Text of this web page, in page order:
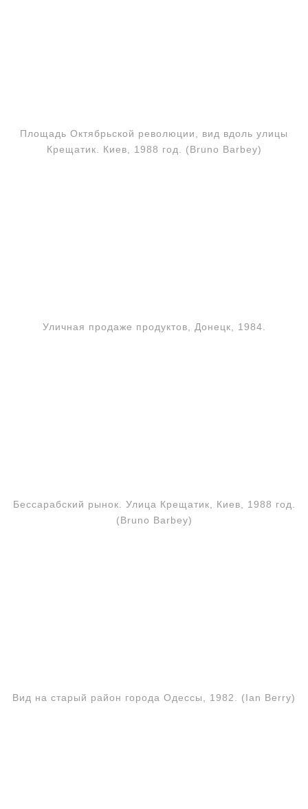
Площадь Октябрьской революции, вид вдоль улицы
Крещатик. Киев, 1988 год. (Bruno Barbey)
Уличная продаже продуктов, Донецк, 1984.
Бессарабский рынок. Улица Крещатик, Киев, 1988 год.
(Bruno Barbey)
Вид на старый район города Одессы, 1982. (Ian Berry)